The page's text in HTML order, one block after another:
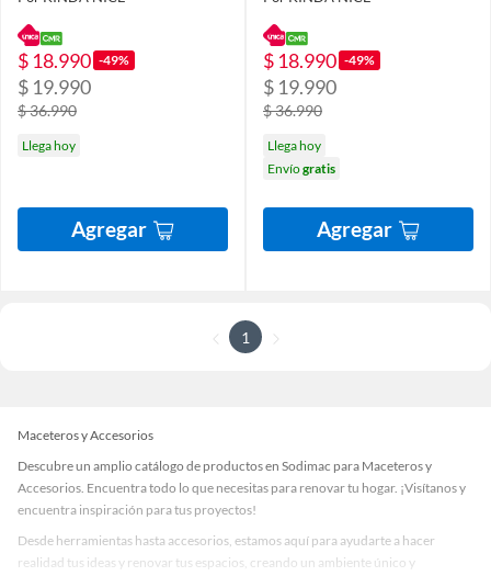
$ 18.990 -49%
$ 19.990
$ 36.990
Llega hoy
Agregar
$ 18.990 -49%
$ 19.990
$ 36.990
Llega hoy
Envíogratis
Agregar
1
Maceteros y Accesorios
Descubre un amplio catálogo de productos en Sodimac para Maceteros y
Accesorios. Encuentra todo lo que necesitas para renovar tu hogar. ¡Visítanos y
encuentra inspiración para tus proyectos!
Desde herramientas hasta accesorios, estamos aquí para ayudarte a hacer
realidad tus ideas y renovar tus espacios, creando un ambiente único y